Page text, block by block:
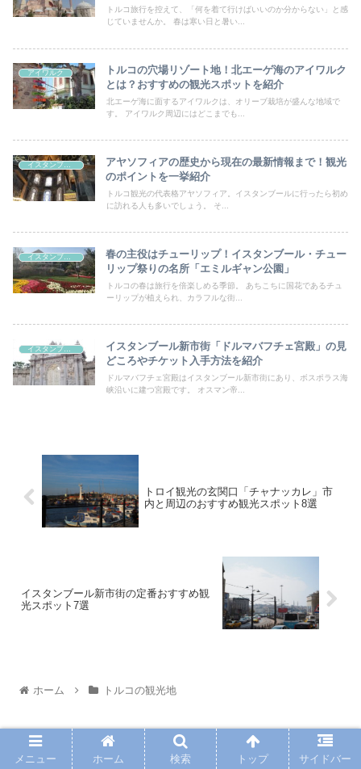
トルコ旅行を控えて、「何を着て行けばいいのか分からない」と感
じていませんか。 春は寒い日と暑い...
アイワルク
トルコの穴場リゾート地！北エーゲ海のアイワルク
とは？おすすめの観光スポットを紹介
北エーゲ海に面するアイワルクは、オリーブ栽培が盛んな地域で
す。 アイワルク周辺にはどこまでも...
イスタンブール
アヤソフィアの歴史から現在の最新情報まで！観光
のポイントを一挙紹介
トルコ観光の代表格アヤソフィア。イスタンブールに行ったら初め
に訪れる人も多いでしょう。 そ...
イスタンブール
春の主役はチューリップ！イスタンブール・チュー
リップ祭りの名所「エミルギャン公園」
トルコの春は旅行を倍楽しめる季節。 あちこちに国花であるチュ
ーリップが植えられ、カラフルな街...
イスタンブール新市街「ドルマバフチェ宮殿」の見
どころやチケット入手方法を紹介
ドルマバフチェ宮殿はイスタンブール新市街にあり、ボスポラス海
峡沿いに建つ宮殿です。 オスマン帝...
トロイ観光の玄関口「チャナッカレ」市
内と周辺のおすすめ観光スポット8選
イスタンブール新市街の定番おすすめ観
光スポット7選
ホーム トルコの観光地
PAGE TOP
メニュー ホーム 検索 トップ サイドバー